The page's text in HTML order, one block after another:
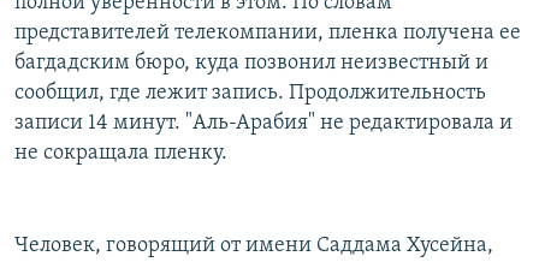
СОЦИАЛЬНЫЕ СЕТИ
представителей телекомпании, пленка получена ее
багдадским бюро, куда позвонил неизвестный и
сообщил, где лежит запись. Продолжительность
записи 14 минут. "Аль-Арабия" не редактировала и
не сокращала пленку.
Человек, говорящий от имени Саддама Хусейна,